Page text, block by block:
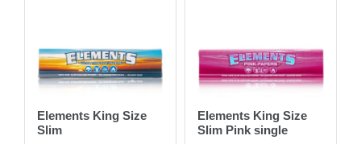
Elements King Size
Slim
Elements King Size
Slim Pink single